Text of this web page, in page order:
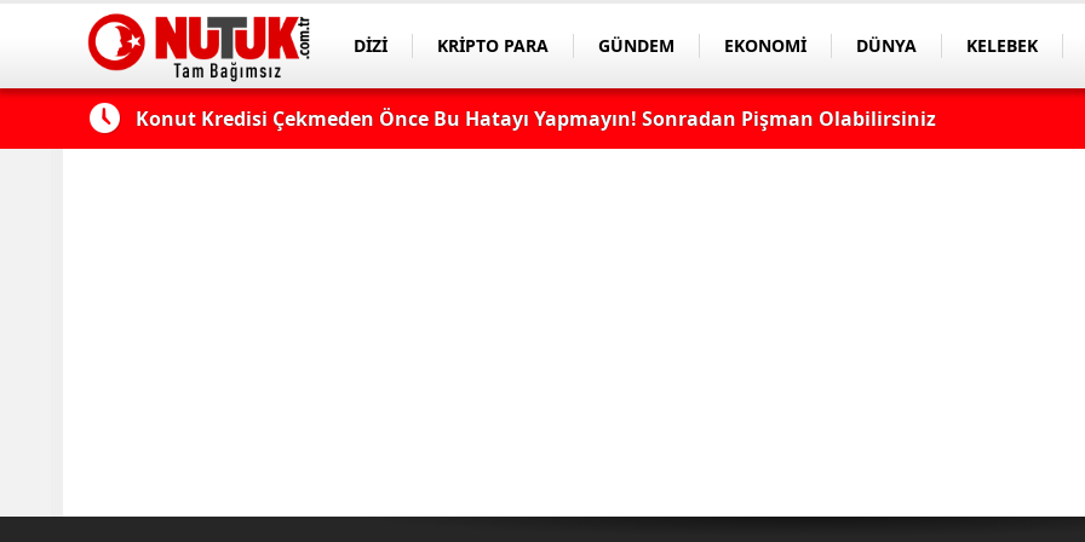
DİZİ KRİPTO PARA GÜNDEM EKONOMİ DÜNYA KELEBEK
Edilmeli? Konut Kredisi Çekmeden Önce Bu Hatayı Yapmayın! Sonradan Pişman Olabilirsiniz